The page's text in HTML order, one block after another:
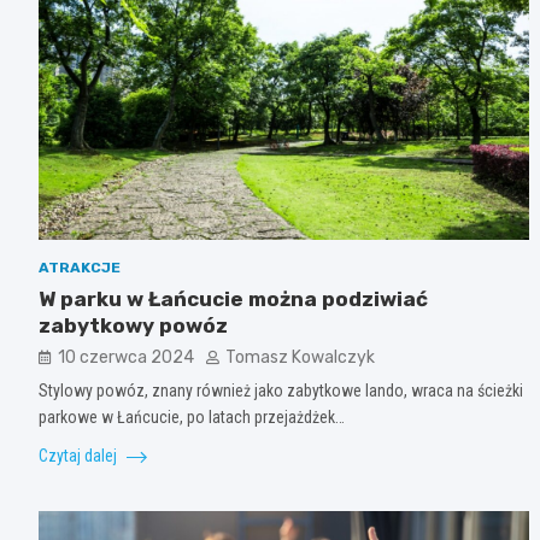
ATRAKCJE
W parku w Łańcucie można podziwiać
zabytkowy powóz
10 czerwca 2024 Tomasz Kowalczyk
Stylowy powóz, znany również jako zabytkowe lando, wraca na ścieżki
parkowe w Łańcucie, po latach przejażdżek…
Czytaj dalej